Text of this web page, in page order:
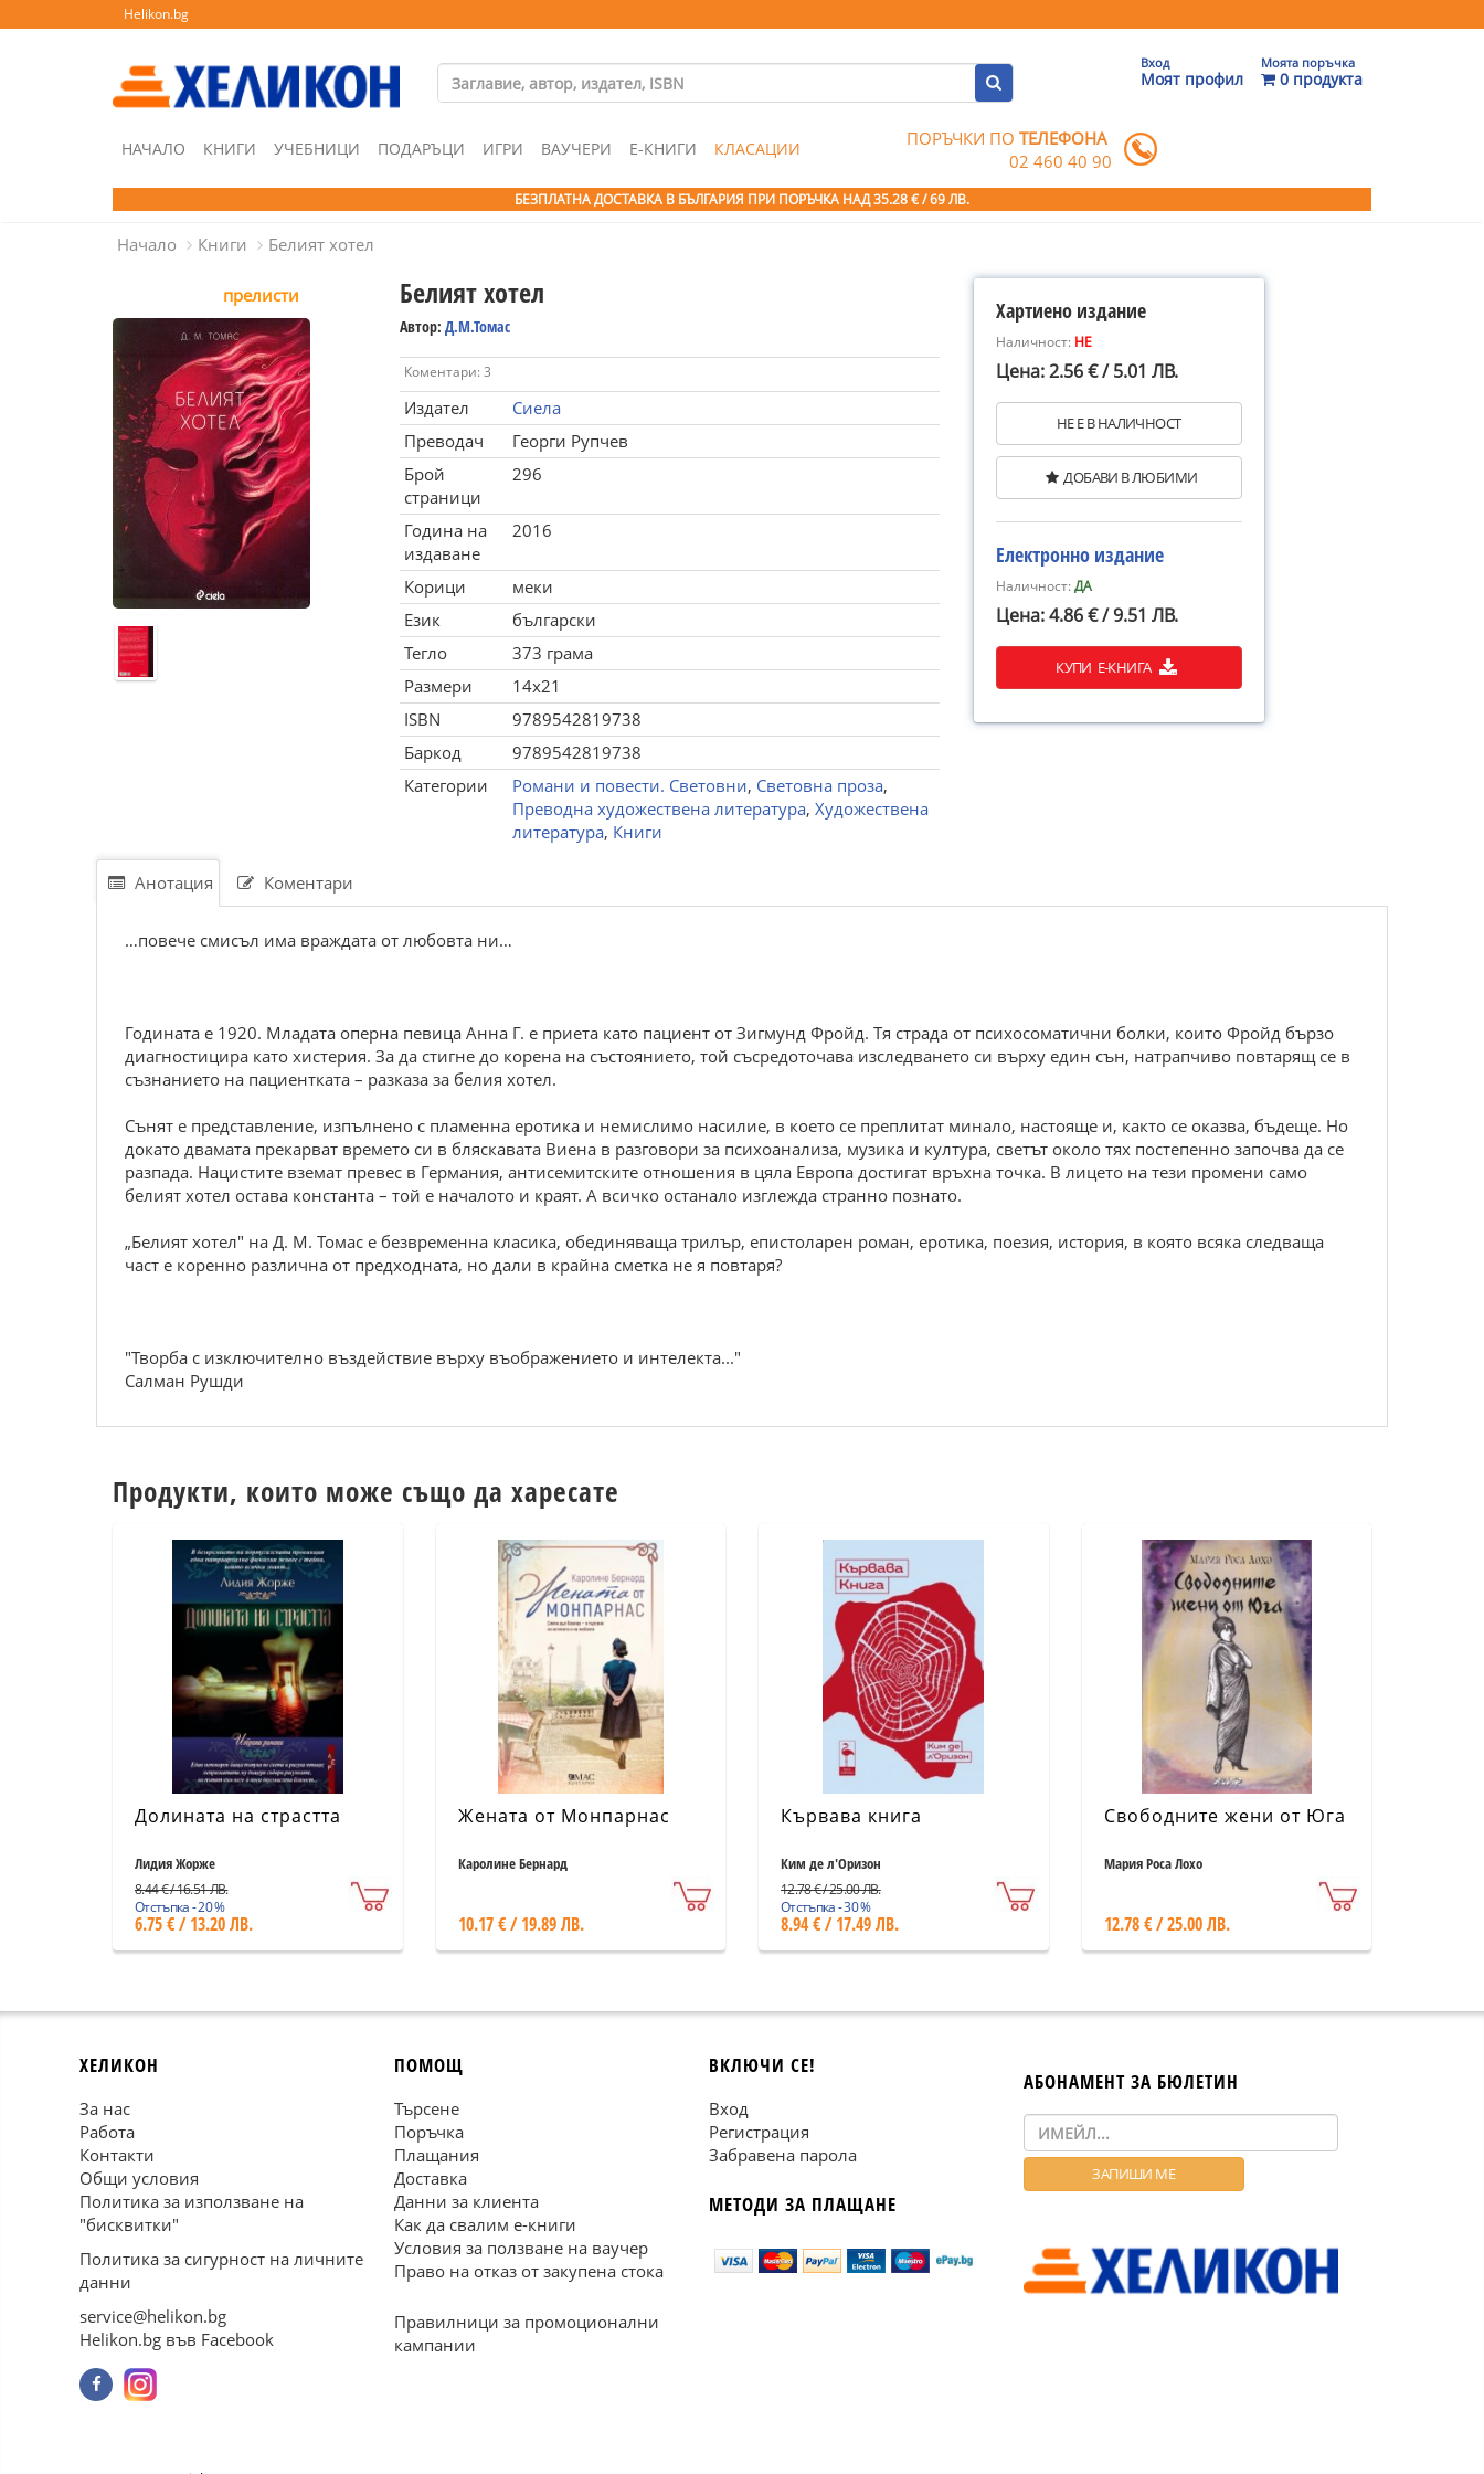
Helikon.bg
Вход
Моят профил
Моята поръчка
0 продукта
НАЧАЛО КНИГИ УЧЕБНИЦИ ПОДАРЪЦИ ИГРИ ВАУЧЕРИ Е-КНИГИ КЛАСАЦИИ ПОРЪЧКИ ПОТЕЛЕФОНА
02 460 40 90
БЕЗПЛАТНА ДОСТАВКА В БЪЛГАРИЯ ПРИ ПОРЪЧКА НАД 35.28 € / 69 ЛВ.
Начало Книги Белият хотел
прелисти Белият хотел
Автор: Д.М.Томас
Коментари: 3
Издател
Сиела
Преводач
Георги Рупчев
Брой
страници
296
Година на
издаване
2016
Корици
меки
Език
български
Тегло
373 грама
Размери
14x21
ISBN
9789542819738
Баркод
9789542819738
Категории
Романи и повести. Световни, Световна проза,
Преводна художествена литература, Художествена
литература, Книги
Хартиено издание
Наличност: НЕ
Цена: 2.56 € / 5.01 ЛВ.
НЕ Е В НАЛИЧНОСТ
ДОБАВИ В ЛЮБИМИ
Електронно издание
Наличност:ДА
Цена: 4.86 € / 9.51 ЛВ.
КУПИ Е-КНИГА
Анотация Коментари
…повече смисъл има враждата от любовта ни…
Годината е 1920. Младата оперна певица Анна Г. е приета като пациент от Зигмунд Фройд. Тя страда от психосоматични болки, които Фройд бързо
диагностицира като хистерия. За да стигне до корена на състоянието, той съсредоточава изследването си върху един сън, натрапчиво повтарящ се в
съзнанието на пациентката – разказа за белия хотел.
Сънят е представление, изпълнено с пламенна еротика и немислимо насилие, в което се преплитат минало, настояще и, както се оказва, бъдеще. Но
докато двамата прекарват времето си в бляскавата Виена в разговори за психоанализа, музика и култура, светът около тях постепенно започва да се
разпада. Нацистите вземат превес в Германия, антисемитските отношения в цяла Европа достигат връхна точка. В лицето на тези промени само
белият хотел остава константа – той е началото и краят. А всичко останало изглежда странно познато.
„Белият хотел" на Д. М. Томас е безвременна класика, обединяваща трилър, епистоларен роман, еротика, поезия, история, в която всяка следваща
част е коренно различна от предходната, но дали в крайна сметка не я повтаря?
"Творба с изключително въздействие върху въображението и интелекта..."
Салман Рушди
Продукти, които може също да харесате
Долината на страстта
Лидия Жорже
8.44 € / 16.51 ЛВ.
Отстъпка - 20 %
6.75 € / 13.20 ЛВ.
Жената от Монпарнас
Каролине Бернард
10.17 € / 19.89 ЛВ.
Кървава книга
Ким де л'Оризон
12.78 € / 25.00 ЛВ.
Отстъпка - 30 %
8.94 € / 17.49 ЛВ.
Свободните жени от Юга
Мария Роса Лохо
12.78 € / 25.00 ЛВ.
ХЕЛИКОН
За нас
Работа
Контакти
Общи условия
Политика за използване на
"бисквитки"
Политика за сигурност на личните
данни
service@helikon.bg
Helikon.bg във Facebook
ПОМОЩ
Търсене
Поръчка
Плащания
Доставка
Данни за клиента
Как да свалим е-книги
Условия за ползване на ваучер
Право на отказ от закупена стока
Правилници за промоционални
кампании
ВКЛЮЧИ СЕ!
Вход
Регистрация
Забравена парола
МЕТОДИ ЗА ПЛАЩАНЕ
АБОНАМЕНТ ЗА БЮЛЕТИН